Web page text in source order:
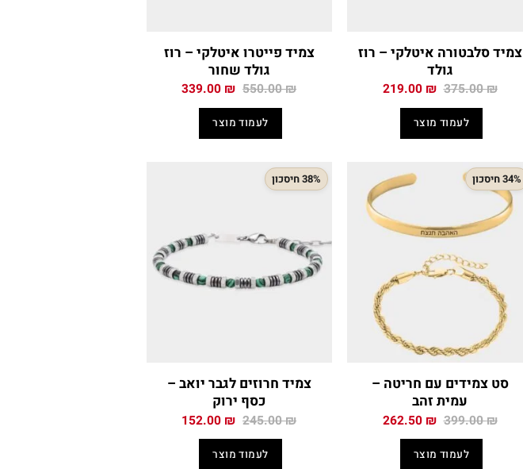
צמיד סלבטורה איטלקי – רוז
גולד
375.00₪ המחיר
היה:
375.00 ₪.
219.00 ₪ המחיר
לעמוד מוצר
צמיד פייטרו איטלקי – רוז
גולד שחור
550.00₪ המחיר
היה:
550.00 ₪.
339.00 ₪ המחיר
לעמוד מוצר
34% חיסכון
סט צמידים עם חריטה –
עמית זהב
399.00₪ המחיר
399.00 ₪.
262.50 ₪ המחיר
לעמוד מוצר
38% חיסכון
צמיד חרוזים לגבר יואב –
כסף ירוק
245.00₪ המחיר
245.00 ₪.
152.00 ₪ המחיר
לעמוד מוצר